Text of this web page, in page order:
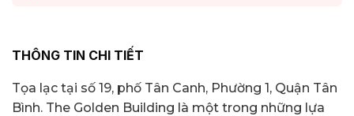
THÔNG TIN CHI TIẾT
Tọa lạc tại số 19, phố Tân Canh, Phường 1, Quận Tân
Bình. The Golden Building là một trong những lựa